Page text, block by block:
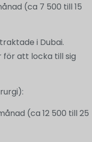
(ca 7 500 till 15
i Dubai.
för att locka till sig
(ca 12 500 till 25